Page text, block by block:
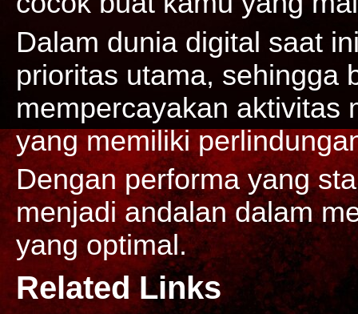
Dalam dunia digital saat
prioritas utama, sehingga
mempercayakan aktivitas
yang memiliki
Dengan performa yang
menjadi andalan dalam
yang optimal.
Related Links